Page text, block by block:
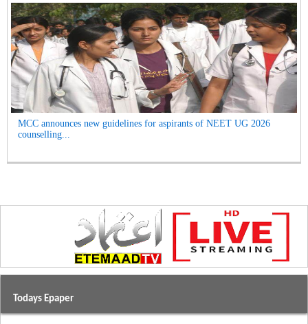
MCC announces new guidelines for aspirants of NEET UG 2026
counselling...
Todays Epaper